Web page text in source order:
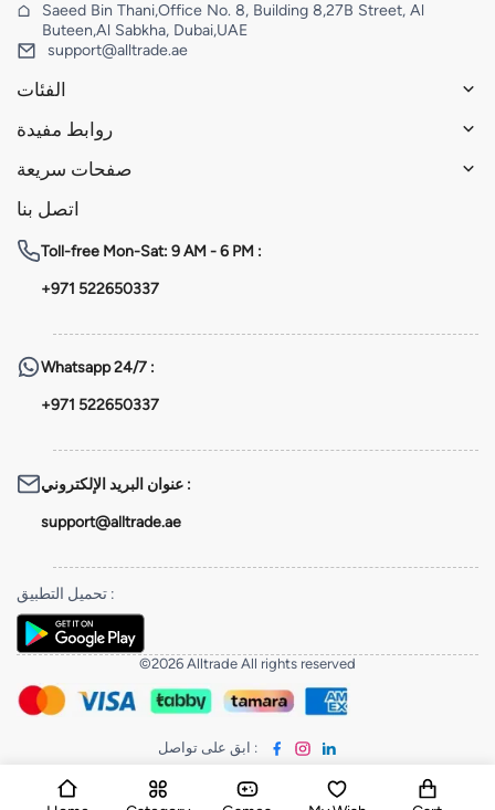
Saeed Bin Thani,Office No. 8, Building 8,27B Street, Al
Buteen,Al Sabkha, Dubai,UAE
support@alltrade.ae
الفئات
روابط مفيدة
صفحات سريعة
اتصل بنا
Toll-free Mon-Sat: 9 AM - 6 PM :
+971 522650337
Whatsapp24/7 :
+971 522650337
عنوان البريد الإلكتروني :
support@alltrade.ae
تحميل التطبيق :
©2026 Alltrade All rights reserved
ابق على تواصل :